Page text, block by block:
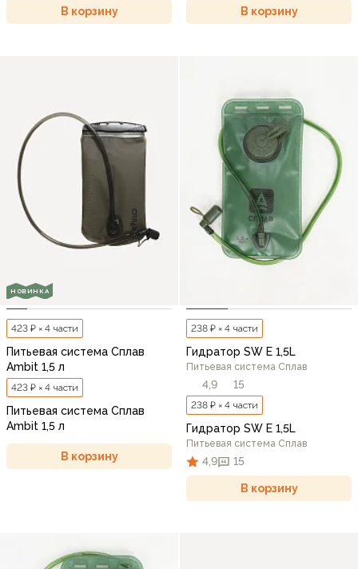
В корзину В корзину
НОВИНКА
423 ₽ × 4 части
Питьевая система Сплав
Ambit 1,5 л
423 ₽ × 4 части
Питьевая система Сплав
Ambit 1,5 л
В корзину
238 ₽ × 4 части
Гидратор SW E 1,5L
Питьевая система Сплав
4,9 15
238 ₽ × 4 части
Гидратор SW E 1,5L
Питьевая система Сплав
4,9 15
В корзину